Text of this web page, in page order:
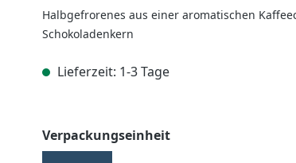
Halbgefrorenes aus einer aromatischen
Schokoladenkern
Lieferzeit: 1-3 Tage
Verpackungseinheitauswählen